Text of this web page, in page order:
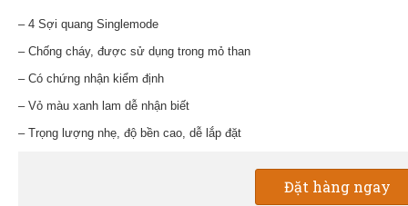
– 4 Sợi quang Singlemode
– Chống cháy, được sử dụng trong mỏ than
– Có chứng nhận kiểm định
– Vỏ màu xanh lam dễ nhận biết
– Trọng lượng nhẹ, độ bền cao, dễ lắp đặt
Đặt hàng ngay